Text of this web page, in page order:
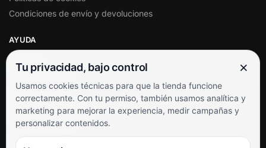
Condiciones de envío y devoluciones
AYUDA
Soporte al cliente
Contacto
Términos y condiciones
Preguntas frecuentes
Tu privacidad, bajo control ×
Usamos cookies técnicas para que la tienda funcione
correctamente. Con tu permiso, también usamos analítica y
marketing para mejorar la experiencia, medir campañas y
personalizar contenidos.